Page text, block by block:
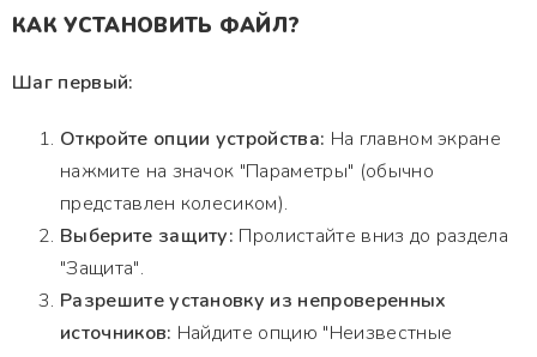
КАК УСТАНОВИТЬ ФАЙЛ?
Шаг первый:
Откройте опции устройства: На главном экране
нажмите на значок "Параметры" (обычно
представлен колесиком).
Выберите защиту: Пролистайте вниз до раздела
"Защита".
Разрешите установку из непроверенных
источников: Найдите опцию "Неизвестные